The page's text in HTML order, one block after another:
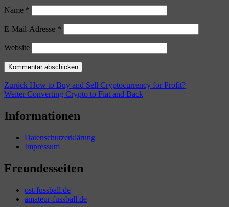
Name *
E-Mail-Adresse *
Website
Beitragsnavigation
Zurück Vorheriger
Beitrag:
How to Buy and Sell Cryptocurrency for Profit?
Weiter Nächster
Converting Crypto to Fiat and Back
Informationen
Datenschutzerklärung
Impressum
Freundesseiten
ost-fussball.de
amateur-fussball.de